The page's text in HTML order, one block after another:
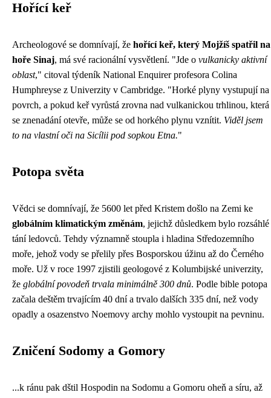
Hořící keř
Archeologové se domnívají, že hořící keř, který Mojžíš spatřil na
hoře Sinaj, má své racionální vysvětlení. "Jde o vulkanicky aktivní
oblast," citoval týdeník National Enquirer profesora Colina
Humphreyse z Univerzity v Cambridge. "Horké plyny vystupují na
povrch, a pokud keř vyrůstá zrovna nad vulkanickou trhlinou, která
se znenadání otevře, může se od horkého plynu vznítit. Viděl jsem
to na vlastní oči na Sicílii pod sopkou Etna."
Potopa světa
Vědci se domnívají, že 5600 let před Kristem došlo na Zemi ke
globálním klimatickým změnám, jejichž důsledkem bylo rozsáhlé
tání ledovců. Tehdy významně stoupla i hladina Středozemního
moře, jehož vody se přelily přes Bosporskou úžinu až do Černého
moře. Už v roce 1997 zjistili geologové z Kolumbijské univerzity,
že globální povodeň trvala minimálně 300 dnů. Podle bible potopa
začala deštěm trvajícím 40 dní a trvalo dalších 335 dní, než vody
opadly a osazenstvo Noemovy archy mohlo vystoupit na pevninu.
Zničení Sodomy a Gomory
...k ránu pak dštil Hospodin na Sodomu a Gomoru oheň a síru, až